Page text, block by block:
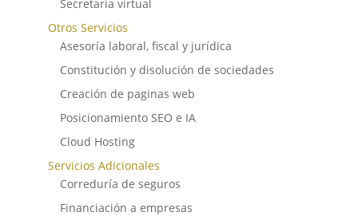
Secretaria virtual
Otros Servicios
Asesoría laboral, fiscal y jurídica
Constitución y disolución de sociedades
Creación de paginas web
Posicionamiento SEO e IA
Cloud Hosting
Servicios Adicionales
Correduría de seguros
Financiación a empresas